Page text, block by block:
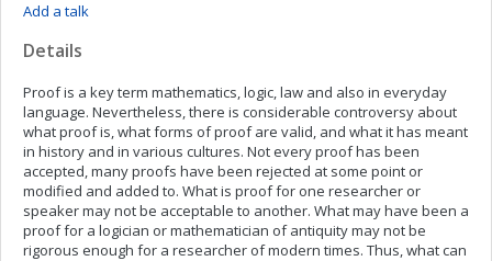
Add a talk
Details
Proof is a key term mathematics, logic, law and also in everyday
language. Nevertheless, there is considerable controversy about
what proof is, what forms of proof are valid, and what it has meant
in history and in various cultures. Not every proof has been
accepted, many proofs have been rejected at some point or
modified and added to. What is proof for one researcher or
speaker may not be acceptable to another. What may have been a
proof for a logician or mathematician of antiquity may not be
rigorous enough for a researcher of modern times. Thus, what can